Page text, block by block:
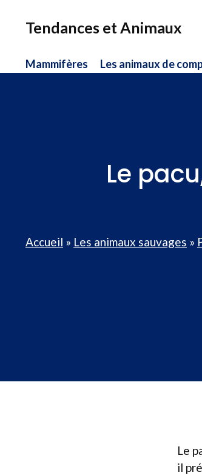
Tendances et Animaux
Mammifères Les animaux de
Le
Accueil » Les animaux sauvages »
Le
il